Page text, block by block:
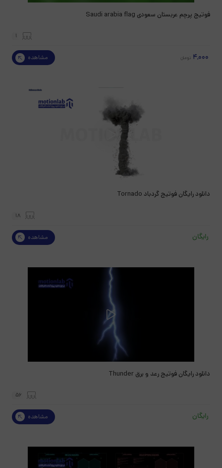
فوتیج پرچم عربستان سعودی Saudi arabia flag
1
4,000 تومان مشاهده
دانلود رایگان فوتیج گردباد Tornado
18
رایگان مشاهده
دانلود رایگان فوتیج رعد و برق Thunder
56
رایگان مشاهده